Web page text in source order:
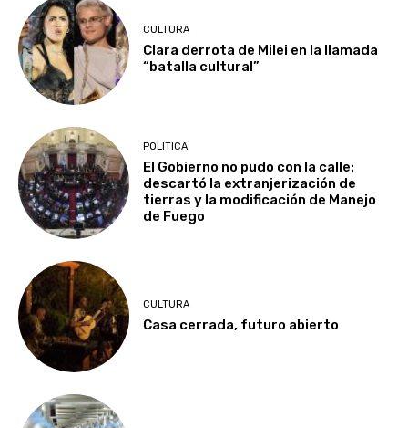
CULTURA
Clara derrota de Milei en la llamada
“batalla cultural”
POLITICA
El Gobierno no pudo con la calle:
descartó la extranjerización de
tierras y la modificación de Manejo
de Fuego
CULTURA
Casa cerrada, futuro abierto